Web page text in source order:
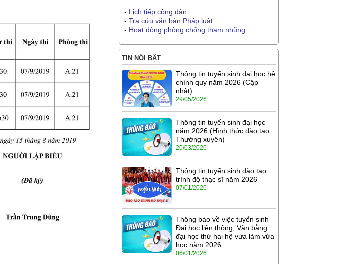
- Lịch tiếp công dân
- Tra cứu văn bản Pháp luật
- Hoạt động phòng chống tham nhũng.
TIN NỔI BẬT
Thông tin tuyển sinh đại học hệ
chính quy năm 2026 (Cập
nhật)
29/05/2026
Thông tin tuyển sinh đại học
năm 2026 (Hình thức đào tạo:
Thường xuyên)
20/03/2026
Thông tin tuyển sinh đào tạo
trình độ thạc sĩ năm 2026
07/01/2026
Thông báo về việc tuyển sinh
Đại học liên thông; Văn bằng
đại học thứ hai hệ vừa làm vừa
học năm 2026
06/01/2026